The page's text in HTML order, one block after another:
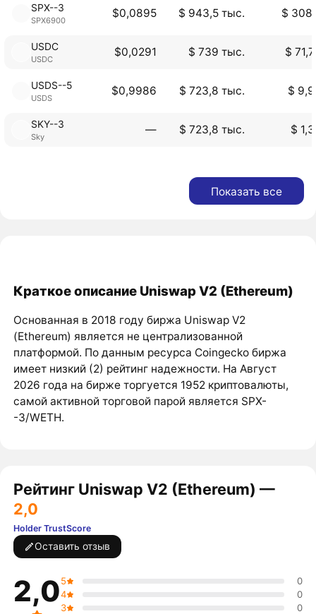
SPX--3
SPX6900
$0,0895 $ 943,5 тыс. $
USDC
USDC
$0,0291 $ 739 тыс. $
USDS--5
USDS
$0,9986 $ 723,8 тыс. $
SKY--3
Sky
― $ 723,8 тыс. $
Показать все
Краткое описание Uniswap V2 (Ethereum)
Основанная в 2018 году биржа Uniswap V2
(Ethereum) является не централизованной
платформой. По данным ресурса Coingecko биржа
имеет низкий (2) рейтинг надежности. На Август
2026 года на бирже торгуется 1952 криптовалюты,
самой активной торговой парой является SPX-
-3/WETH.
Рейтинг Uniswap V2 (Ethereum) —
2,0
Holder TrustScore
Оставить отзыв
2,05
0
4
0
3
0